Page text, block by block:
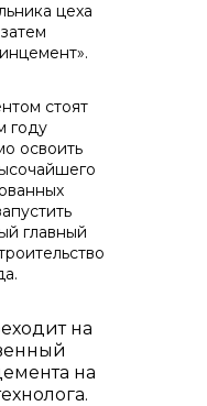
цеха
стоят
году
освоить
главный
на
на